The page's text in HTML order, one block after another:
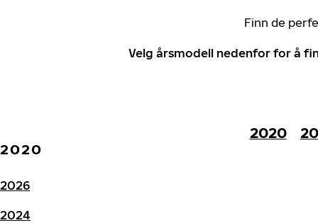
Finn de
Velg årsmodell nedenfor for å
2020
2020
2026
2024